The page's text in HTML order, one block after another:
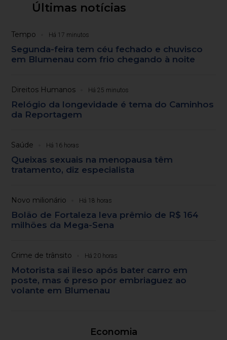
Últimas notícias
Tempo Há 17 minutos
Segunda-feira tem céu fechado e chuvisco
em Blumenau com frio chegando à noite
Direitos Humanos Há 25 minutos
Relógio da longevidade é tema do Caminhos
da Reportagem
Saúde Há 16 horas
Queixas sexuais na menopausa têm
tratamento, diz especialista
Novo milionário Há 18 horas
Bolão de Fortaleza leva prêmio de R$ 164
milhões da Mega-Sena
Crime de trânsito Há 20 horas
Motorista sai ileso após bater carro em
poste, mas é preso por embriaguez ao
volante em Blumenau
Economia